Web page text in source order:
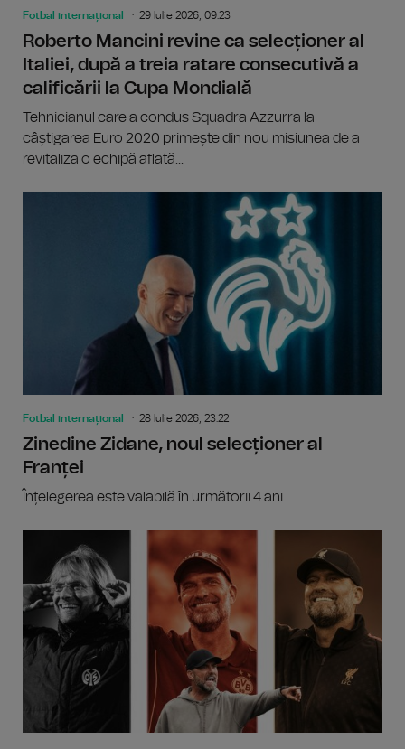
Fotbal internațional 29 Iulie 2026, 09:23
Roberto Mancini revine ca selecționer al
Italiei, după a treia ratare consecutivă a
calificării la Cupa Mondială
Tehnicianul care a condus Squadra Azzurra la
câștigarea Euro 2020 primește din nou misiunea de a
revitaliza o echipă aflată...
Fotbal internațional 28 Iulie 2026, 23:22
Zinedine Zidane, noul selecționer al
Franței
Înțelegerea este valabilă în următorii 4 ani.